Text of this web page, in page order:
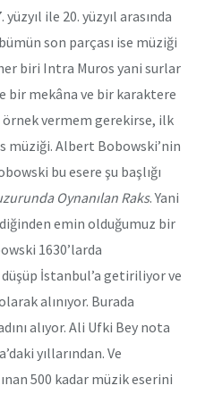
ile 20. yüzyıl arasında
son parçası ise müziği
biri Intra Muros yani surlar
bir mekâna ve bir karaktere
vermem gerekirse, ilk
müziği. Albert Bobowski’nin
bu esere şu başlığı
Oynanılan Raks. Yani
emin olduğumuz bir
1630’larda
İstanbul’a getiriliyor ve
alınıyor. Burada
alıyor. Ali Ufki Bey nota
yıllarından. Ve
500 kadar müzik eserini